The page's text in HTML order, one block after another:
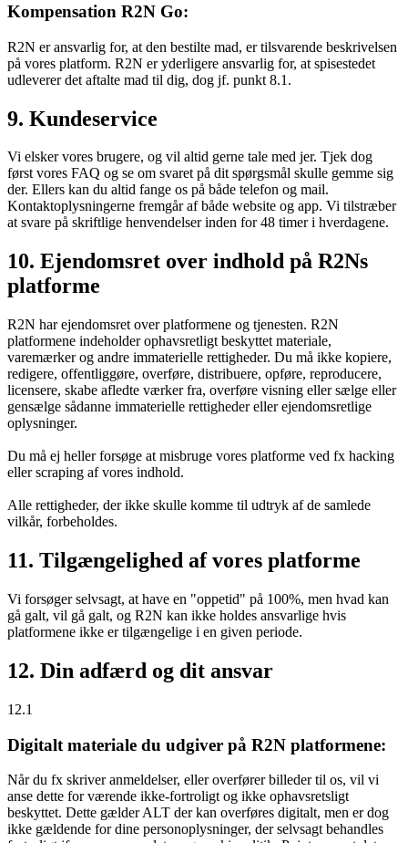
Kompensation R2N Go:
R2N er ansvarlig for, at den bestilte mad, er tilsvarende beskrivelsen
på vores platform. R2N er yderligere ansvarlig for, at spisestedet
udleverer det aftalte mad til dig, dog jf. punkt 8.1.
9. Kundeservice
Vi elsker vores brugere, og vil altid gerne tale med jer. Tjek dog
først vores FAQ og se om svaret på dit spørgsmål skulle gemme sig
der. Ellers kan du altid fange os på både telefon og mail.
Kontaktoplysningerne fremgår af både website og app. Vi tilstræber
at svare på skriftlige henvendelser inden for 48 timer i hverdagene.
10. Ejendomsret over indhold på R2Ns
platforme
R2N har ejendomsret over platformene og tjenesten. R2N
platformene indeholder ophavsretligt beskyttet materiale,
varemærker og andre immaterielle rettigheder. Du må ikke kopiere,
redigere, offentliggøre, overføre, distribuere, opføre, reproducere,
licensere, skabe afledte værker fra, overføre visning eller sælge eller
gensælge sådanne immaterielle rettigheder eller ejendomsretlige
oplysninger.
Du må ej heller forsøge at misbruge vores platforme ved fx hacking
eller scraping af vores indhold.
Alle rettigheder, der ikke skulle komme til udtryk af de samlede
vilkår, forbeholdes.
11. Tilgængelighed af vores platforme
Vi forsøger selvsagt, at have en "oppetid" på 100%, men hvad kan
gå galt, vil gå galt, og R2N kan ikke holdes ansvarlige hvis
platformene ikke er tilgængelige i en given periode.
12. Din adfærd og dit ansvar
12.1
Digitalt materiale du udgiver på R2N platformene:
Når du fx skriver anmeldelser, eller overfører billeder til os, vil vi
anse dette for værende ikke-fortroligt og ikke ophavsretsligt
beskyttet. Dette gælder ALT der kan overføres digitalt, men er dog
ikke gældende for dine personoplysninger, der selvsagt behandles